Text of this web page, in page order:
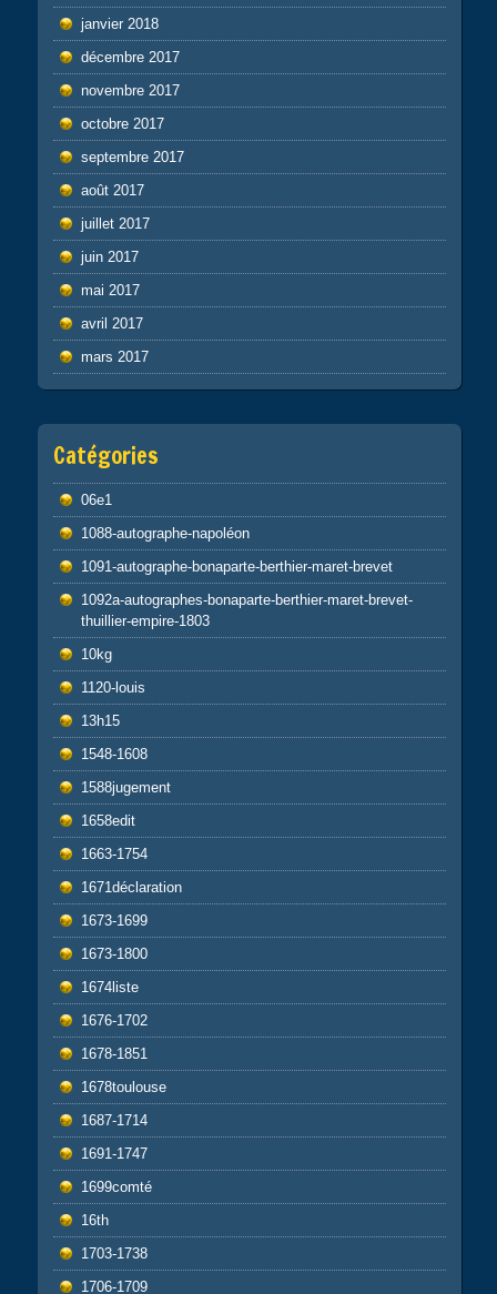
janvier 2018
décembre 2017
novembre 2017
octobre 2017
septembre 2017
août 2017
juillet 2017
juin 2017
mai 2017
avril 2017
mars 2017
Catégories
06e1
1088-autographe-napoléon
1091-autographe-bonaparte-berthier-maret-brevet
1092a-autographes-bonaparte-berthier-maret-brevet-
thuillier-empire-1803
10kg
1120-louis
13h15
1548-1608
1588jugement
1658edit
1663-1754
1671déclaration
1673-1699
1673-1800
1674liste
1676-1702
1678-1851
1678toulouse
1687-1714
1691-1747
1699comté
16th
1703-1738
1706-1709